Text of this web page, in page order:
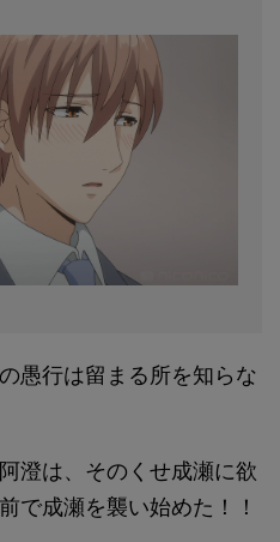
愚行は留まる所を知らな
澄は、そのくせ成瀬に欲
で成瀬を襲い始めた！！